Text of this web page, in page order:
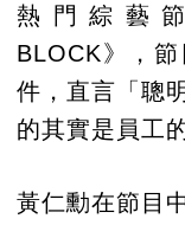
熱門綜藝
BLOCK》，
件，直言「聰
的其實是員工
黃仁勳在節目